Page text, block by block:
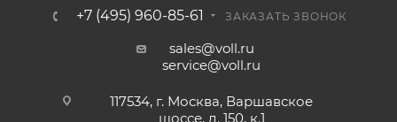
+7 (495) 960-85-61 ЗАКАЗАТЬ ЗВОНОК
sales@voll.ru
service@voll.ru
117534, г. Москва, Варшавское
шоссе, д. 150, к.1